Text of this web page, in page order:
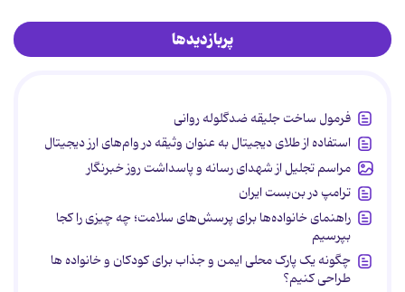
پربازدیدها
فرمول ساخت جلیقه ضدگلوله روانی
استفاده از طلای دیجیتال به عنوان وثیقه در وام‌های ارز دیجیتال
مراسم تجلیل از شهدای رسانه و پاسداشت روز خبرنگار
ترامپ در بن‌بست ایران
راهنمای خانواده‌ها برای پرسش‌های سلامت؛ چه چیزی را کجا
بپرسیم
چگونه یک پارک محلی ایمن و جذاب برای کودکان و خانواده ها
طراحی کنیم؟